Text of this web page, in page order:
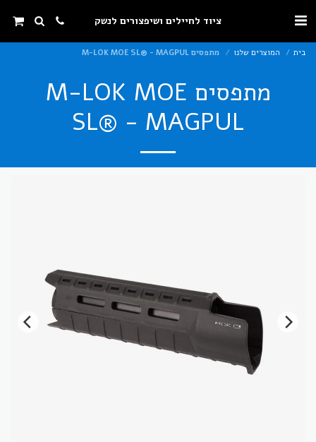
ציוד לחיילים ושיפצורים לנשק
בית המוצרים שלנו מתפסים M-LOK MOE SL® - MAGPUL
מתפסים M-LOK MOE
SL® - MAGPUL